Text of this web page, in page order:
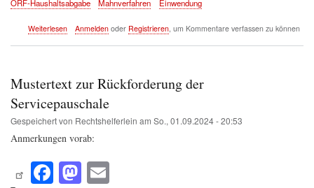
bo
ok
to
do
ail
ORF-Haushaltsabgabe
Mahnverfahren Einwendung
Weiterlesenüber
OBS
(ORF-
Haushaltsabgabe)
Anmeldenoder Registrieren, um Kommentare verfassen zu können
Mustertext zur Rückforderung der
Servicepauschale
Gespeichert von Rechtshelferlein am So., 01.09.2024 - 20:53
Anmerkungen vorab:
Fa M